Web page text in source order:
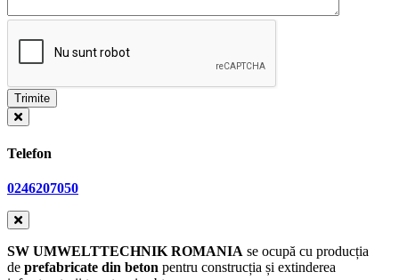
Telefon
0246207050
SW UMWELTTECHNIK ROMANIA se ocupă cu producția
de prefabricate din beton pentru construcția și extinderea